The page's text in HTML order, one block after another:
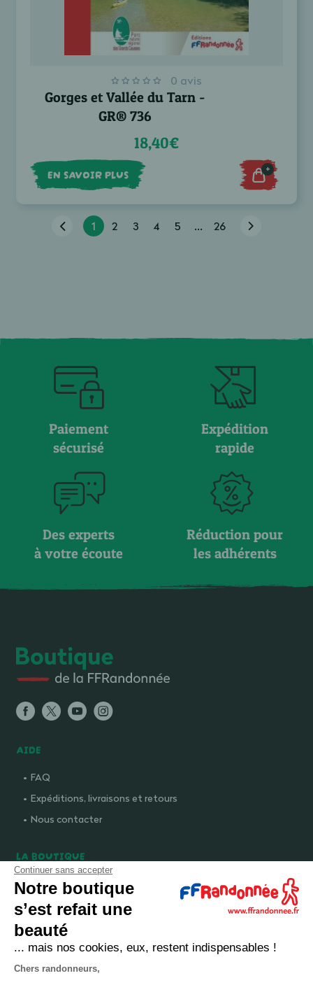
0 avis
Gorges et Vallée du Tarn -
GR® 736
18,40€
EN SAVOIR PLUS +
1 2 3 4 5 ... 26
Paiement
sécurisé
Expédition
rapide
Des experts
à votre écoute
Réduction pour
les adhérents
AIDE
FAQ
Expéditions, livraisons et retours
Nous contacter
LA BOUTIQUE
Qui sommes-nous ?
Comment devenir adhérent ?
Mentions légales
CGV et politique de confidentialité
Cookies
Continuer sans accepter
Notre boutique
s’est refait une
beauté
... mais nos cookies, eux, restent indispensables !
Chers randonneurs,